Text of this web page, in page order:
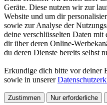
Geräte. Diese nutzen wir zur
Website und um dir
sowie zur Analyse der
deine verschlüsselten Daten
dir über deren Online-
du deren Dienste bereits selbst
Erkundige dich bitte vor deiner
sowie in unserer
Zustimmen Nur erforderliche